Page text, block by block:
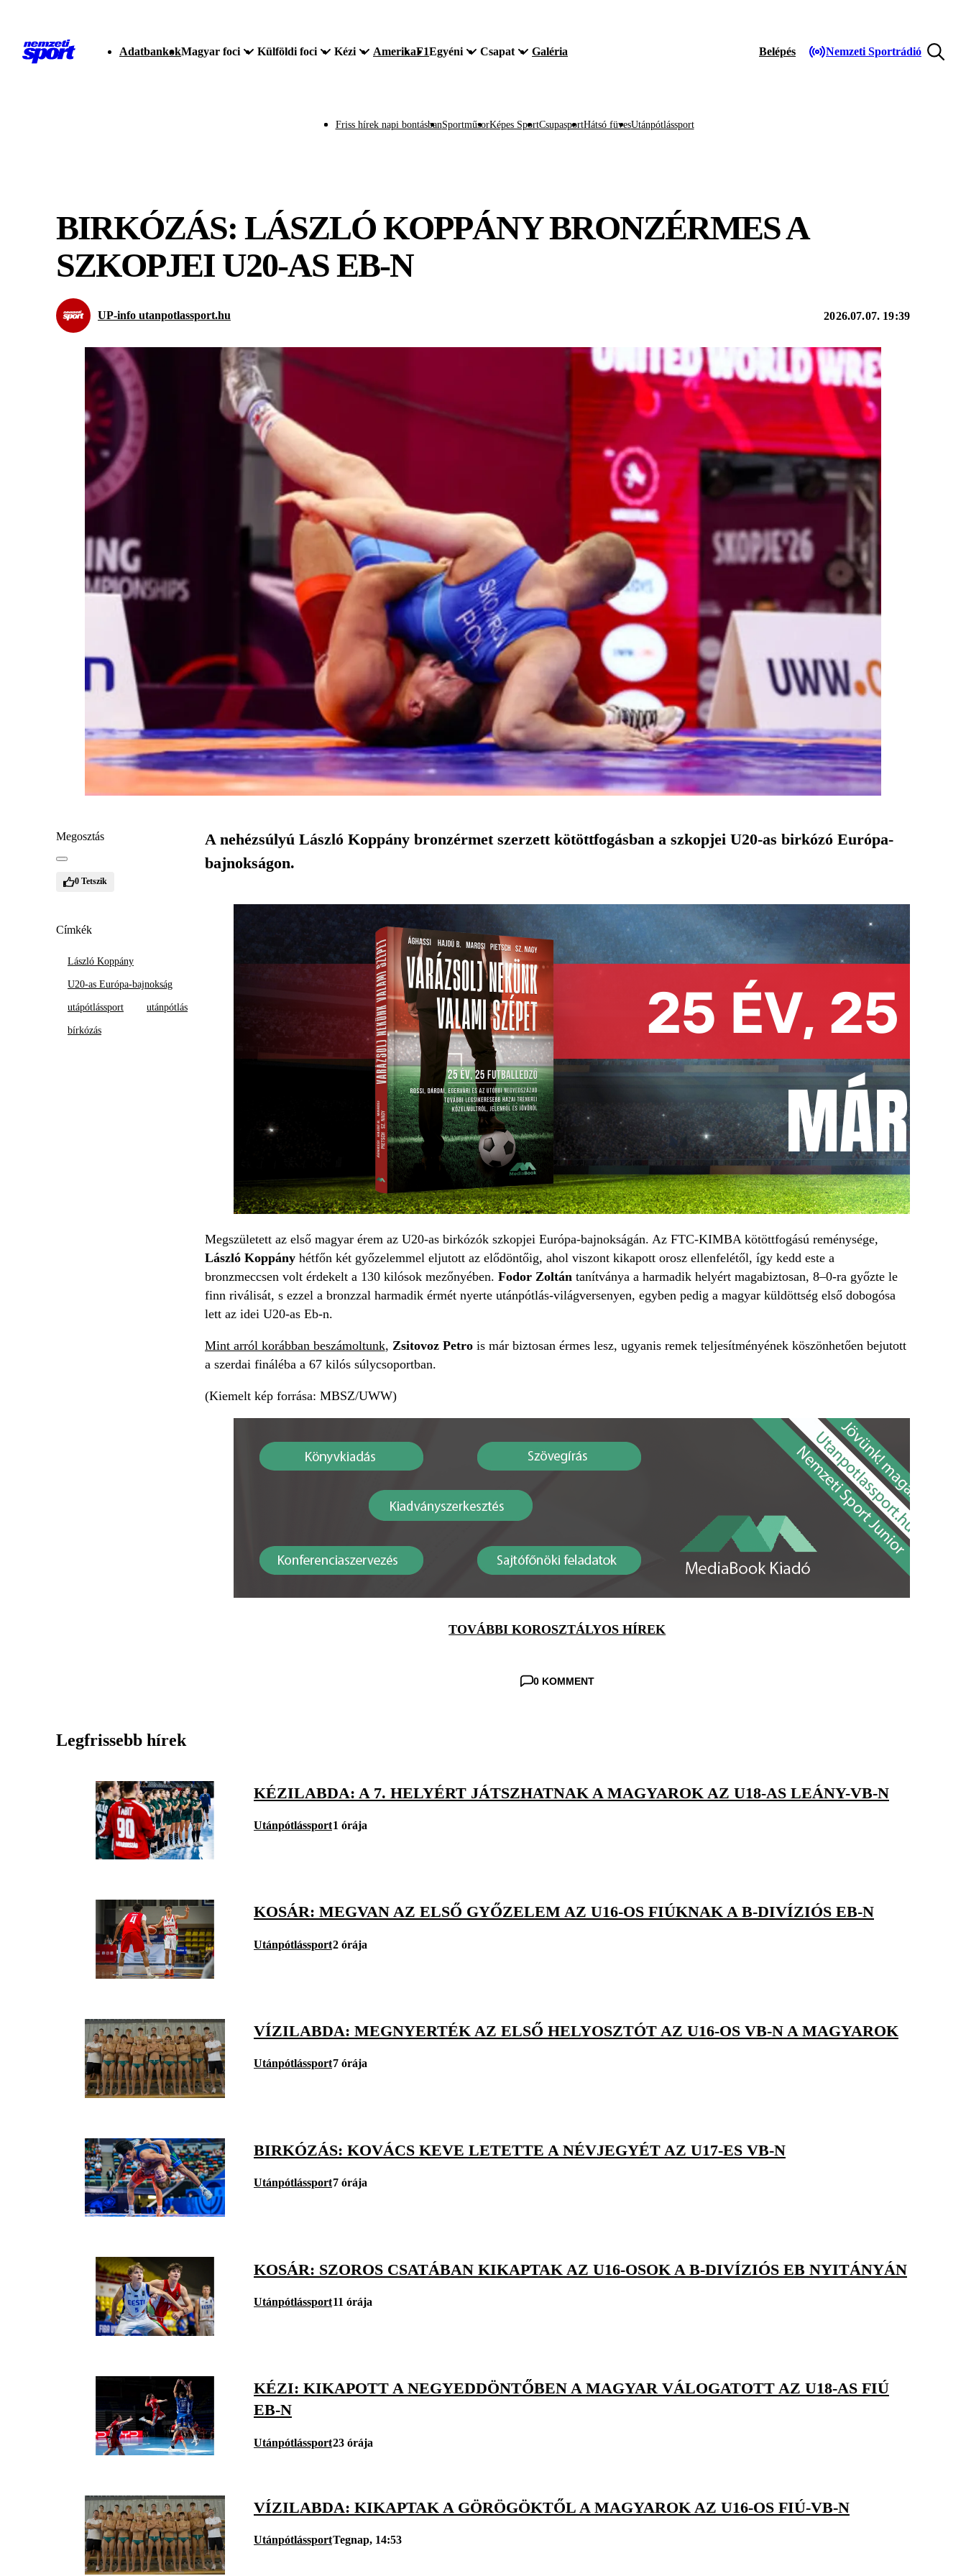
AdatbankokMagyar foci Külföldi foci Kézi AmerikaF1Egyéni Csapat Galéria Belépés Nemzeti Sportrádió
Friss hírek napi bontásbanSportműsorKépes SportCsupasportHátsó füvesUtánpótlássport
BIRKÓZÁS: LÁSZLÓ KOPPÁNY BRONZÉRMES A
SZKOPJEI U20-AS EB-N
UP-info utanpotlassport.hu 2026.07.07. 19:39
Megosztás
0 Tetszik
Címkék
László Koppány
U20-as Európa-bajnokság
utápótlássport utánpótlás
bírkózás
A nehézsúlyú László Koppány bronzérmet szerzett kötöttfogásban a szkopjei U20-as birkózó Európa-
bajnokságon.
Megszületett az első magyar érem az U20-as birkózók szkopjei Európa-bajnokságán. Az FTC-KIMBA kötöttfogású reménysége,
László Koppányhétfőn két győzelemmel eljutott az elődöntőig, ahol viszont kikapott orosz ellenfelétől, így kedd este a
bronzmeccsen volt érdekelt a 130 kilósok mezőnyében. Fodor Zoltán tanítványa a harmadik helyért magabiztosan, 8–0-ra győzte le
finn riválisát, s ezzel a bronzzal harmadik érmét nyerte utánpótlás-világversenyen, egyben pedig a magyar küldöttség első dobogósa
lett az idei U20-as Eb-n.
Mint arról korábban beszámoltunk, Zsitovoz Petrois már biztosan érmes lesz, ugyanis remek teljesítményének köszönhetően bejutott
a szerdai fináléba a 67 kilós súlycsoportban.
(Kiemelt kép forrása: MBSZ/UWW)
TOVÁBBI KOROSZTÁLYOS HÍREK
0 KOMMENT
Legfrissebb hírek
KÉZILABDA: A 7. HELYÉRT JÁTSZHATNAK A MAGYAROK AZ U18-AS LEÁNY-VB-N
Utánpótlássport1 órája
KOSÁR: MEGVAN AZ ELSŐ GYŐZELEM AZ U16-OS FIÚKNAK A B-DIVÍZIÓS EB-N
Utánpótlássport2 órája
VÍZILABDA: MEGNYERTÉK AZ ELSŐ HELYOSZTÓT AZ U16-OS VB-N A MAGYAROK
Utánpótlássport7 órája
BIRKÓZÁS: KOVÁCS KEVE LETETTE A NÉVJEGYÉT AZ U17-ES VB-N
Utánpótlássport7 órája
KOSÁR: SZOROS CSATÁBAN KIKAPTAK AZ U16-OSOK A B-DIVÍZIÓS EB NYITÁNYÁN
Utánpótlássport11 órája
KÉZI: KIKAPOTT A NEGYEDDÖNTŐBEN A MAGYAR VÁLOGATOTT AZ U18-AS FIÚ
EB-N
Utánpótlássport23 órája
VÍZILABDA: KIKAPTAK A GÖRÖGÖKTŐL A MAGYAROK AZ U16-OS FIÚ-VB-N
UtánpótlássportTegnap, 14:53